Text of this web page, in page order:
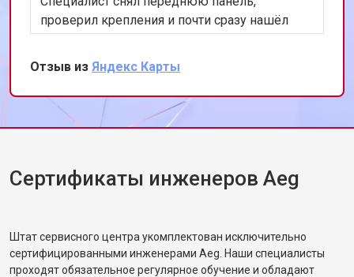
проверил крепления и почти сразу нашёл
проблему в амортизаторах. Заменил оба,
запустили тест на 1200 оборотах — стоит
ровно, шум минимальный. Дал
рекомендации по загрузке белья. Жена
сказала, что машинка будто новая.
Отзыв из Яндекс Карты
Сертификаты инженеров Aeg
Штат сервисного центра укомплектован исключительно
сертифицированными инженерами Aeg. Наши специалисты
проходят обязательное регулярное обучение и обладают